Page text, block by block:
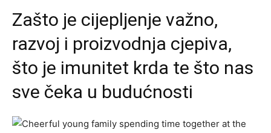
Zašto je cijepljenje važno,
razvoj i proizvodnja cjepiva,
što je imunitet krda te što nas
sve čeka u budućnosti